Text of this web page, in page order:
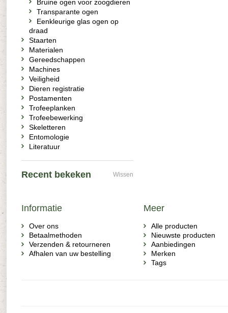
Bruine ogen voor zoogdieren
Transparante ogen
Eenkleurige glas ogen op
draad
Staarten
Materialen
Gereedschappen
Machines
Veiligheid
Dieren registratie
Postamenten
Trofeeplanken
Trofeebewerking
Skeletteren
Entomologie
Literatuur
Recent bekeken Wissen
Informatie
Over ons
Betaalmethoden
Verzenden & retourneren
Afhalen van uw bestelling
Meer
Alle producten
Nieuwste producten
Aanbiedingen
Merken
Tags